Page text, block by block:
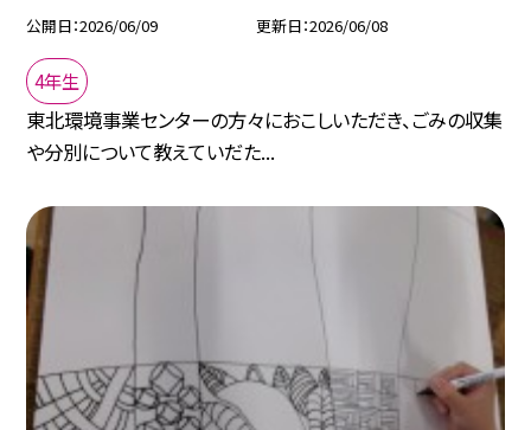
公開日 2026/06/09 更新日 2026/06/08
4年生
東北環境事業センターの方々におこしいただき、ごみの収集
や分別について教えていだた...